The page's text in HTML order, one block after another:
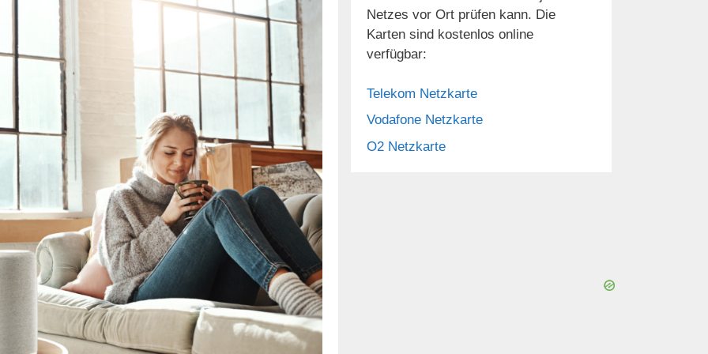
Netzes vor Ort prüfen kann. Die
Karten sind kostenlos online
verfügbar:
Telekom Netzkarte
Vodafone Netzkarte
O2 Netzkarte